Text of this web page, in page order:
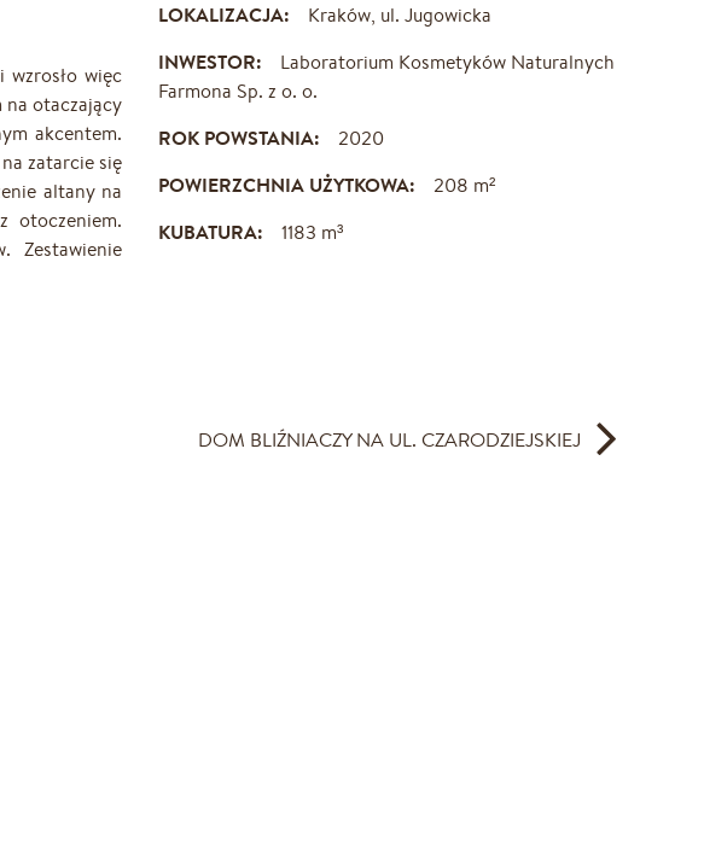
wzrosło więc
otaczający
akcentem.
zatarcie się
altany na
otoczeniem.
Zestawienie
LOKALIZACJA:
Kraków, ul. Jugowicka
INWESTOR:
Laboratorium Kosmetyków Naturalnych
Farmona Sp. z o. o.
ROK POWSTANIA:
2020
POWIERZCHNIA UŻYTKOWA:
208 m²
KUBATURA:
1183 m³
DOM BLIŹNIACZY NA UL. CZARODZIEJSKIEJ